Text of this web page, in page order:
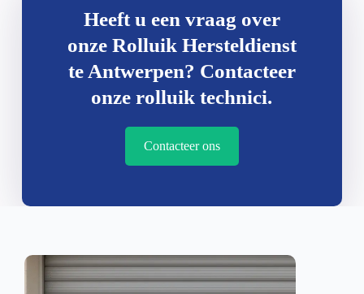
Heeft u een vraag over
onze Rolluik Hersteldienst
te Antwerpen? Contacteer
onze rolluik technici.
Contacteer ons